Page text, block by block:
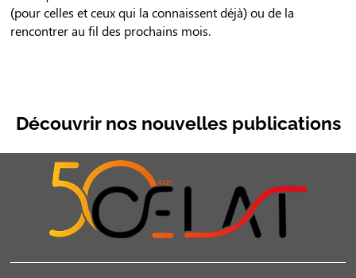
(pour celles et ceux qui la connaissent déjà) ou de la
rencontrer au fil des prochains mois.
Découvrir nos nouvelles publications